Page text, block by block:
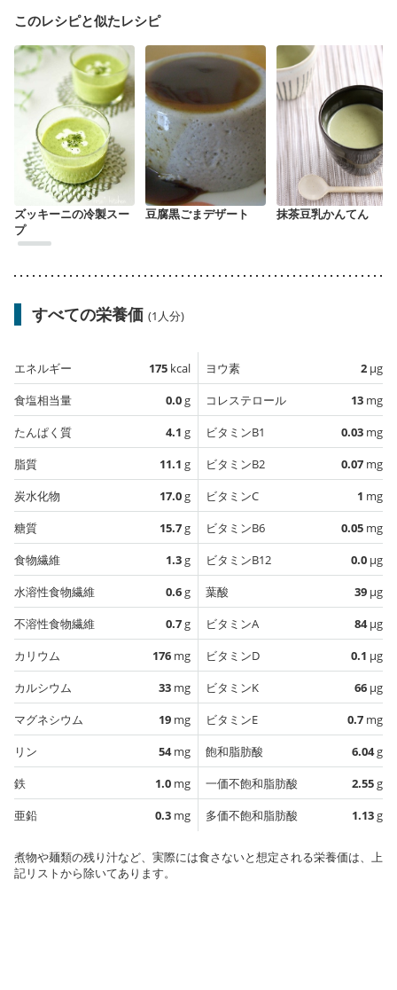
このレシピと似たレシピ
ズッキーニの冷製スー
プ
豆腐黒ごまデザート 抹茶豆乳かんてん
すべての栄養価 (1人分)
エネルギー 175 kcal
食塩相当量
0.0g
たんぱく質
4.1 g
脂質
11.1 g
炭水化物
17.0g
糖質
15.7g
食物繊維
1.3g
水溶性食物繊維
0.6g
不溶性食物繊維
0.7g
カリウム
176 mg
カルシウム
33 mg
マグネシウム
19 mg
リン
54mg
鉄
1.0 mg
亜鉛
0.3 mg
ヨウ素 2 µg
コレステロール
13 mg
ビタミンB1
0.03 mg
ビタミンB2
0.07 mg
ビタミンC
1 mg
ビタミンB6
0.05 mg
ビタミンB12
0.0 µg
葉酸
39 µg
ビタミンA
84µg
ビタミンD
0.1 µg
ビタミンK
66 µg
ビタミンE
0.7 mg
飽和脂肪酸
6.04g
一価不飽和脂肪酸
2.55g
多価不飽和脂肪酸
1.13g
煮物や麺類の残り汁など、実際には食さないと想定される栄養価は、上
記リストから除いてあります。